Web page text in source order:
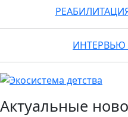
ИНТЕРВЬЮ
Актуальные